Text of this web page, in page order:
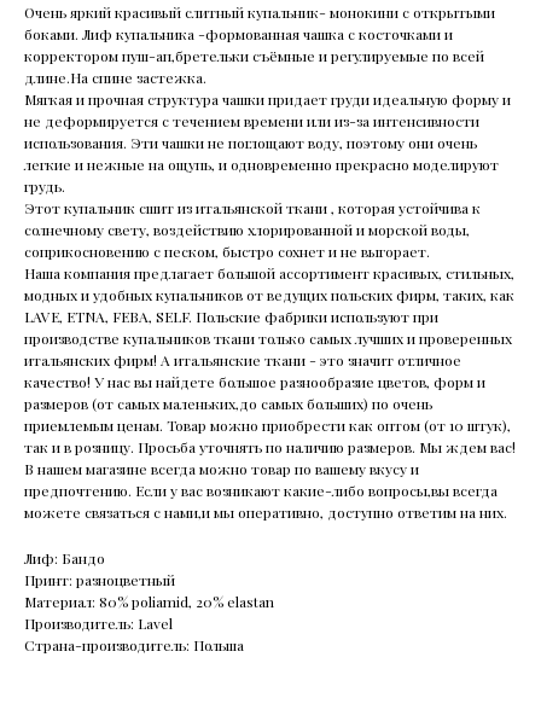
Очень яркий красивый слитный купальник- монокини с открытыми
боками. Лиф купальника -формованная чашка с косточками и
корректором пуш-ап,бретельки съёмные и регулируемые по всей
длине.На спине застежка.
Мягкая и прочная структура чашки придает груди идеальную форму и
не деформируется с течением времени или из-за интенсивности
использования. Эти чашки не поглощают воду, поэтому они очень
легкие и нежные на ощупь, и одновременно прекрасно моделируют
грудь.
Этот купальник сшит из итальянской ткани , которая устойчива к
солнечному свету, воздействию хлорированной и морской воды,
соприкосновению с песком, быстро сохнет и не выгорает.
Наша компания предлагает большой ассортимент красивых, стильных,
модных и удобных купальников от ведущих польских фирм, таких, как
LAVE, ETNA, FEBA, SELF. Польские фабрики используют при
производстве купальников ткани только самых лучших и проверенных
итальянских фирм! А итальянские ткани - это значит отличное
качество! У нас вы найдете большое разнообразие цветов, форм и
размеров (от самых маленьких,до самых больших) по очень
приемлемым ценам. Товар можно приобрести как оптом (от 10 штук),
так и в розницу. Просьба уточнять по наличию размеров. Мы ждем вас!
В нашем магазине всегда можно товар по вашему вкусу и
предпочтению. Если у вас возникают какие-либо вопросы,вы всегда
можете связаться с нами,и мы оперативно, доступно ответим на них.
Лиф: Бандо
Принт: разноцветный
Материал: 80% poliamid, 20% elastan
Производитель: Lavel
Страна-производитель: Польша